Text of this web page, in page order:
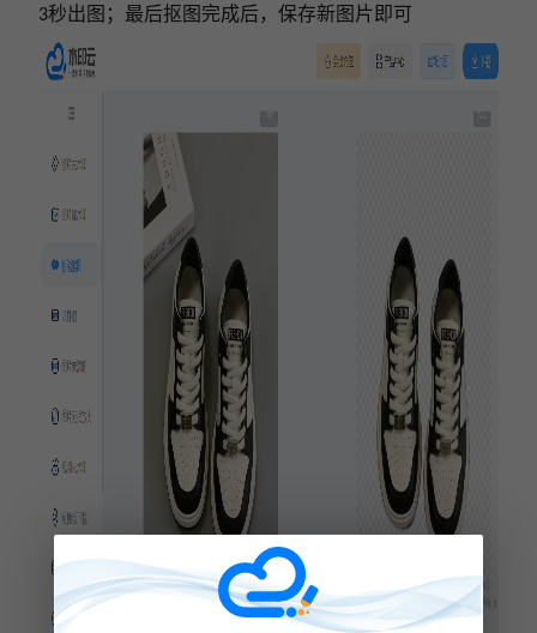
3秒出图； 最后抠图完成后，保存新图片即可